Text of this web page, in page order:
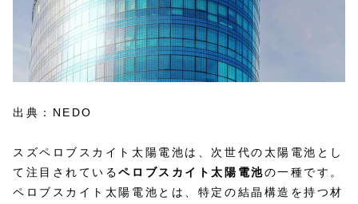
出典：NEDO
スズペロブスカイト太陽電池は、次世代の太陽電池とし
て注目されているペロブスカイト太陽電池の一種です。
ペロブスカイト太陽電池とは、特定の結晶構造を持つ材